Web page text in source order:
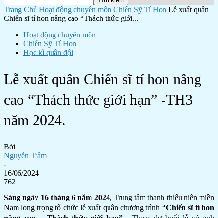
Trang Chủ Hoạt động chuyên môn Chiến Sỹ Tí Hon Lễ xuất quân
Chiến sĩ tí hon nâng cao “Thách thức giới...
Hoạt động chuyên môn
Chiến Sỹ Tí Hon
Học kì quân đội
Lễ xuất quân Chiến sĩ tí hon nâng
cao “Thách thức giới hạn” -TH3
năm 2024.
Bởi
Nguyễn Trâm
-
16/06/2024
762
Sáng ngày 16 tháng 6 năm 2024, Trung tâm thanh thiếu niên miền
Nam long trọng tổ chức lễ xuất quân chương trình “Chiến sĩ tí hon